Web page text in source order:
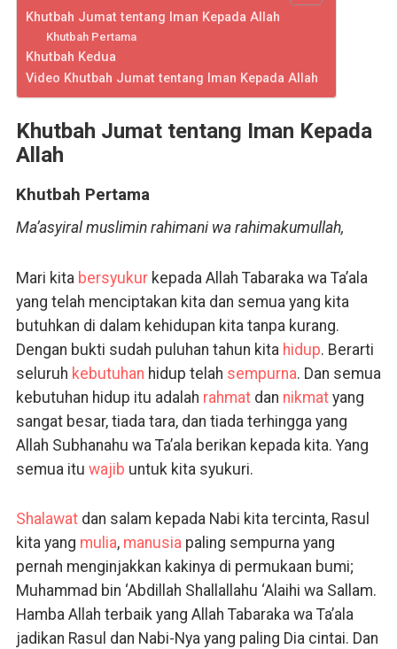
Khutbah Jumat tentang Iman Kepada Allah
Khutbah Pertama
Khutbah Kedua
Video Khutbah Jumat tentang Iman Kepada Allah
Khutbah Jumat tentang Iman Kepada
Allah
Khutbah Pertama
Ma’asyiral muslimin rahimani wa rahimakumullah,
Mari kita bersyukurkepada Allah Tabaraka wa Ta’ala
yang telah menciptakan kita dan semua yang kita
butuhkan di dalam kehidupan kita tanpa kurang.
Dengan bukti sudah puluhan tahun kita hidup. Berarti
seluruh kebutuhan hidup telah sempurna. Dan semua
kebutuhan hidup itu adalah rahmatdan nikmatyang
sangat besar, tiada tara, dan tiada terhingga yang
Allah Subhanahu wa Ta’ala berikan kepada kita. Yang
semua itu wajib untuk kita syukuri.
Shalawatdan salam kepada Nabi kita tercinta, Rasul
kita yang mulia, manusiapaling sempurna yang
pernah menginjakkan kakinya di permukaan bumi;
Muhammad bin ‘Abdillah Shallallahu ‘Alaihi wa Sallam.
Hamba Allah terbaik yang Allah Tabaraka wa Ta’ala
jadikan Rasul dan Nabi-Nya yang paling Dia cintai. Dan